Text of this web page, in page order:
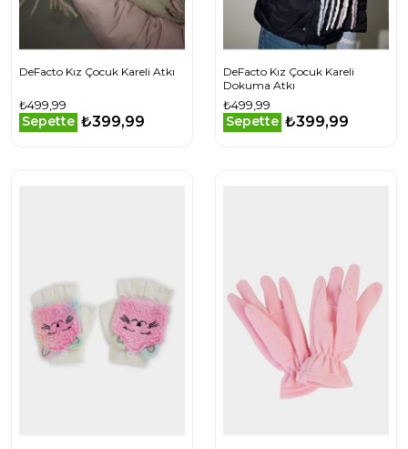
DeFacto Kız Çocuk Kareli Atkı
₺499,99
Sepette ₺399,99
DeFacto Kız Çocuk Kareli
Dokuma Atkı
₺499,99
Sepette ₺399,99